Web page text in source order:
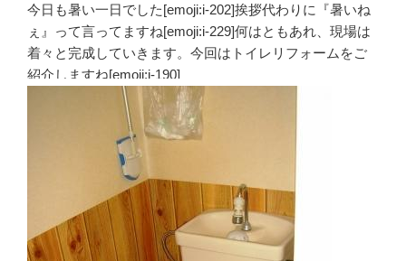
今日も暑い一日でした[emoji:i-202]挨拶代わりに『暑いね
ぇ』って言ってますね[emoji:i-229]何はともあれ、現場は
着々と完成していきます。今回はトイレリフォームをご
紹介しますね[emoji:i-190]